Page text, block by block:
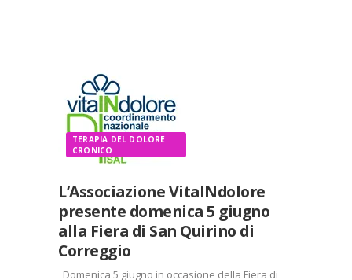
TERAPIA DEL DOLORE
CRONICO
L’Associazione VitaINdolore
presente domenica 5 giugno
alla Fiera di San Quirino di
Correggio
Domenica 5 giugno in occasione della Fiera di